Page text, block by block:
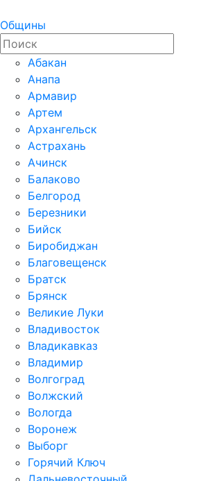
Общины
Абакан
Анапа
Армавир
Артем
Архангельск
Астрахань
Ачинск
Балаково
Белгород
Березники
Бийск
Биробиджан
Благовещенск
Братск
Брянск
Великие Луки
Владивосток
Владикавказ
Владимир
Волгоград
Волжский
Вологда
Воронеж
Выборг
Горячий Ключ